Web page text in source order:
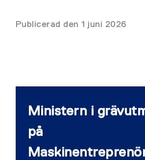
Publicerad den 1 juni 2026
Ministern i
på